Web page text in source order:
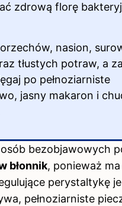
zdrową florę
nasion,
tłustych potraw, a
po pełnoziarniste
jasny makaron i
bezobjawowych
błonnik, ponieważ
perystaltykę
pełnoziarniste